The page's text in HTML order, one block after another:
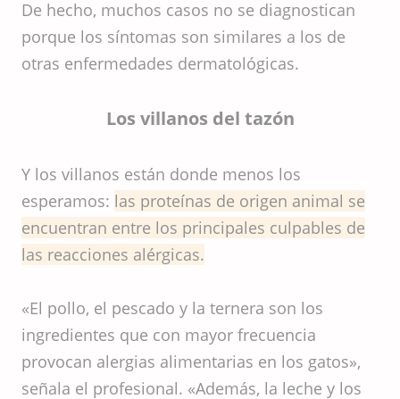
De hecho, muchos casos no se diagnostican
porque los síntomas son similares a los de
otras enfermedades dermatológicas.
Los villanos del tazón
Y los villanos están donde menos los
esperamos: las proteínas de origen animal se
encuentran entre los principales culpables de
las reacciones alérgicas.
«El pollo, el pescado y la ternera son los
ingredientes que con mayor frecuencia
provocan alergias alimentarias en los gatos»,
señala el profesional. «Además, la leche y los